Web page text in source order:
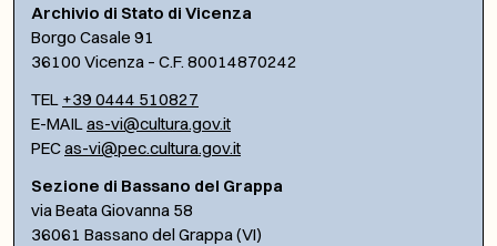
Archivio di Stato di Vicenza
Borgo Casale 91
36100 Vicenza – C.F. 80014870242
TEL +39 0444 510827
E-MAILas-vi@cultura.gov.it
PECas-vi@pec.cultura.gov.it
Sezione di Bassano del Grappa
via Beata Giovanna 58
36061 Bassano del Grappa (VI)